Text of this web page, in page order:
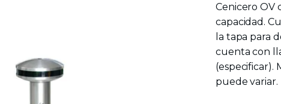
Cenicero OV
capacidad.
la tapa para
cuenta con
(especificar).
puede variar.